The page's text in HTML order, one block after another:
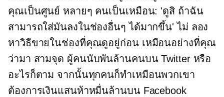
คุณเป็นศูนย์ หลายๆ คนเป็นเหมือน: 'ดูสิ ถ้าฉัน
สามารถใส่มันลงในช่องอื่นๆ ได้มากขึ้น' ไม่ ลอง
หาวิธีขายในช่องที่คุณดูอยู่ก่อน เหมือนอย่างที่คุณ
ว่ามา สามจุด ผู้คนนับพันล้านคนบน Twitter หรือ
อะไรก็ตาม จากนั้นทุกคนก็ทำเหมือนพวกเขา
ต้องการเงินแสนห้าหมื่นล้านบน Facebook